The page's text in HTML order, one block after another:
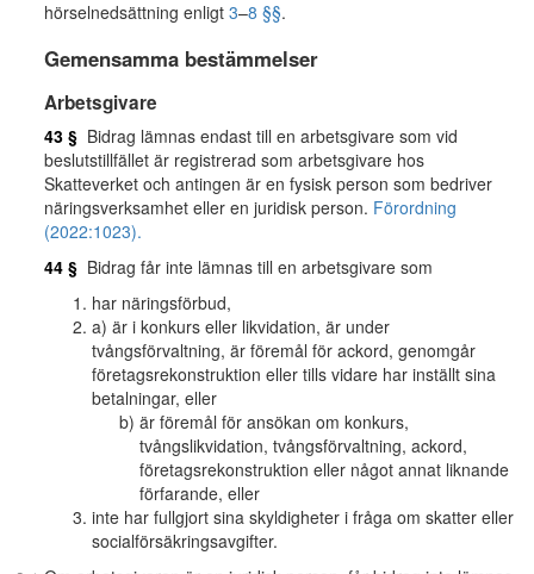
hörselnedsättning enligt 3–8 §§.
Gemensamma bestämmelser
Arbetsgivare
43 § Bidrag lämnas endast till en arbetsgivare som vid
beslutstillfället är registrerad som arbetsgivare hos
Skatteverket och antingen är en fysisk person som bedriver
näringsverksamhet eller en juridisk person. Förordning
(2022:1023).
44 § Bidrag får inte lämnas till en arbetsgivare som
har näringsförbud,
a) är i konkurs eller likvidation, är under
tvångsförvaltning, är föremål för ackord, genomgår
företagsrekonstruktion eller tills vidare har inställt sina
betalningar, eller
är föremål för ansökan om konkurs,
tvångslikvidation, tvångsförvaltning, ackord,
företagsrekonstruktion eller något annat liknande
förfarande, eller
inte har fullgjort sina skyldigheter i fråga om skatter eller
socialförsäkringsavgifter.